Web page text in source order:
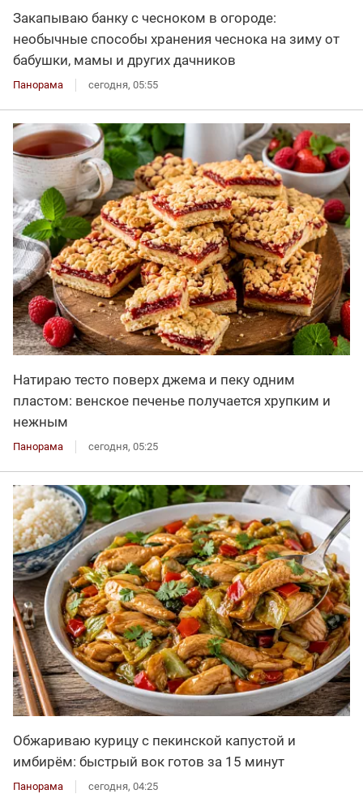
Закапываю банку с чесноком в огороде:
необычные способы хранения чеснока на зиму от
бабушки, мамы и других дачников
Панорама сегодня, 05:55
Натираю тесто поверх джема и пеку одним
пластом: венское печенье получается хрупким и
нежным
Панорама сегодня, 05:25
Обжариваю курицу с пекинской капустой и
имбирём: быстрый вок готов за 15 минут
Панорама сегодня, 04:25